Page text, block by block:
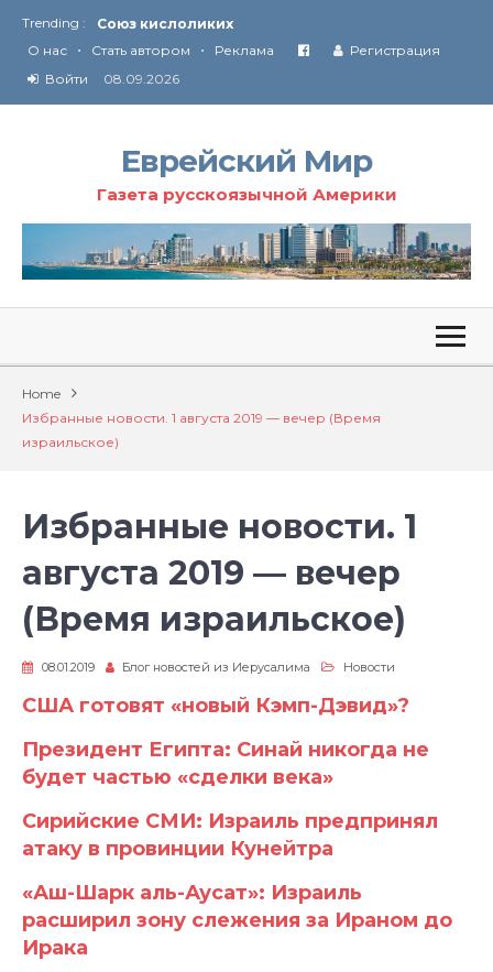
Trending :
Соглашение США с Ираном
Технология Революции в Иране
О нас • Стать автором • Реклама
Регистрация
Войти
08.09.2026
Еврейский Мир
Газета русскоязычной Америки
Home
Избранные новости. 1 августа 2019 — вечер (Время
израильское)
Избранные новости. 1
августа 2019 — вечер
(Время израильское)
08.01.2019 Блог новостей из Иерусалима Новости
США готовят «новый Кэмп-Дэвид»?
Президент Египта: Синай никогда не
будет частью «сделки века»
Сирийские СМИ: Израиль предпринял
атаку в провинции Кунейтра
«Аш-Шарк аль-Аусат»: Израиль
расширил зону слежения за Ираном до
Ирака